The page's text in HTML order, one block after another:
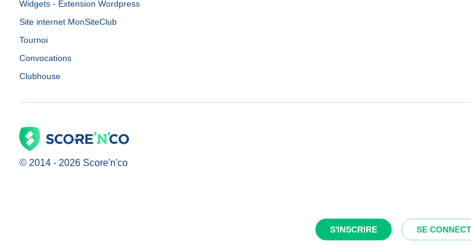
S'INSCRIRE SE
Widgets - Extension Wordpress
Site internet MonSiteClub
Tournoi
Convocations
Clubhouse
© 2014 - 2026 Score'n'co